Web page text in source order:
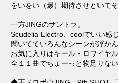
をいをい（爆）期待させといて
一方JINGのサントラ。
Scudelia Electro、coolでいい
聞いてていろんなシーンが浮か